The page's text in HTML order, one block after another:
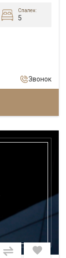
Спален:
5
Звонок